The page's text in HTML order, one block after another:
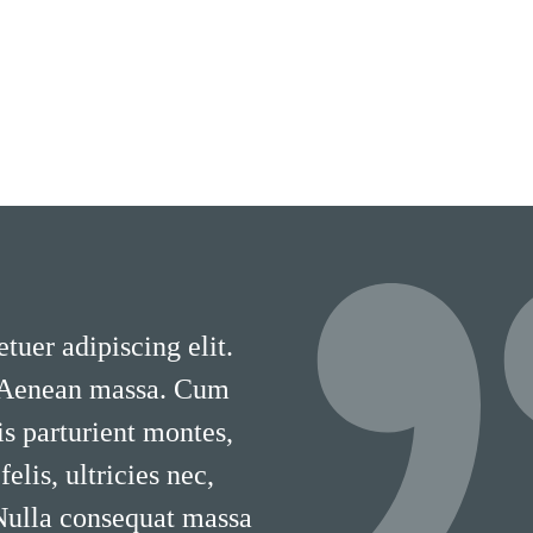
adipiscing elit.
massa. Cum
parturient montes,
ultricies nec,
consequat massa